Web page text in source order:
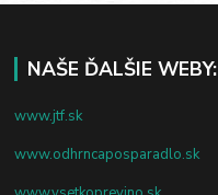
NAŠE ĎALŠIE WEBY:
www.jtf.sk
www.odhrncaposparadlo.sk